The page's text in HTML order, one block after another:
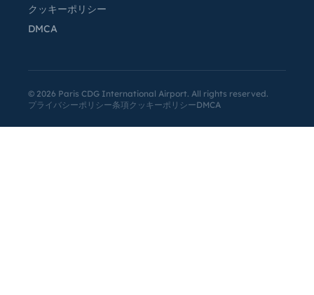
クッキーポリシー
DMCA
© 2026 Paris CDG International Airport. All rights reserved.
プライバシーポリシー条項 クッキーポリシーDMCA